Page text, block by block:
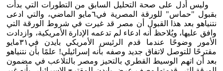
وليس أدل على صحة التحليل السابق من التطورات التي بدأت
بقبول "حماس" للورقة المصرية في٦مايو الماضي، والتي ادعى
نتنياهو بعد هذا القبول أن مصر قد غيرت في شروط الورقة التي
وافق عليها، ويُلاحظ أنه ادعاء لم تدعمه الإدارة الأمريكية، وازدادت
الأمور وضوحًا عندما قدم الرئيس الأمريكي بايدن في٣١مايو
مقترحًا للتوصل لاتفاق جديد وصفه بأنه إسرائيلي! علمًا بأن نتنياهو
بعد أن اتهم الوسيط القطري بالتحيز ومصر بالتلاعب في مضمون